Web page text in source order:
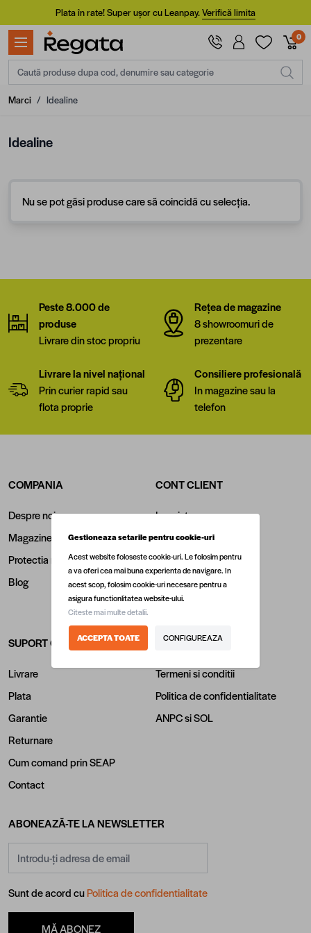
Mergi la ConținutPlata în rate! Super ușor cu Leanpay.Verifică limita
0
Caută produse dupa cod, denumire sau categorie
Marci / Idealine
Idealine
Nu se pot găsi produse care să coincidă cu selecția.
Peste 8.000 de
produse
Livrare din stoc propriu
Rețea de magazine
8 showroomuri de
prezentare
Livrare la nivel național
Prin curier rapid sau
flota proprie
Consiliere profesională
In magazine sau la
telefon
COMPANIA
Despre noi
Magazine
Protectia mediului
Blog
CONT CLIENT
Inregistrare
Login
Contul meu
Istoric comenzi
Retragere din contract
SUPORT CLIENTI
Livrare
Plata
Garantie
Returnare
Cum comand prin SEAP
Contact
INFORMATII LEGALE
Termeni si conditii
Politica de confidentialitate
ANPCsiSOL
ABONEAZĂ-TE LA NEWSLETTER
Sunt de acord cuPolitica de confidentialitate
MĂ ABONEZ
Gestioneaza setarile pentru cookie-uri
Acest website foloseste cookie-uri. Le folosim pentru
a va oferi cea mai buna experienta de navigare. In
acest scop, folosim cookie-uri necesare pentru a
asigura functionlitatea website-ului.
Citeste mai multe detalii.
ACCEPTA TOATE CONFIGUREAZA